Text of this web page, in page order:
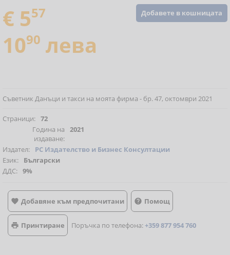
Добавете в кошницата
€ 557
1090 лева
Съветник Данъци и такси на моята фирма - бр. 47, октомври 2021
Страници: 72
Година на
издаване:
2021
Издател:
РС Издателство и Бизнес Консултации
Език:
Български
ДДС: 9%
 Добавяне към предпочитани  Помощ
 Принтиране Поръчка по телефона:+359 877 954 760